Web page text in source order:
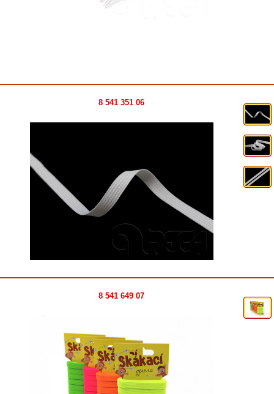
8 541 351 06
8 541 649 07